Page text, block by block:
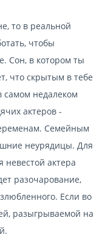
то в реальной
чтобы
Сон, в котором ты
что скрытым в тебе
самом недалеком
актеров -
Семейным
неурядицы. Для
актера
разочарование,
Если во
разыгрываемой на